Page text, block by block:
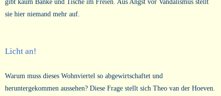
gibt kaum Bänke und Tische im Freien. Aus Angst vor Vandalismus stellt
sie hier niemand mehr auf.
Licht an!
Warum muss dieses Wohnviertel so abgewirtschaftet und
heruntergekommen aussehen? Diese Frage stellt sich Theo van der Hoeven.